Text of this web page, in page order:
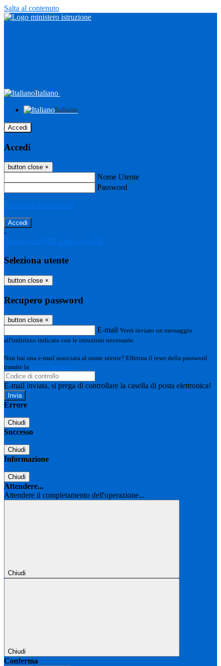
Salta al contenuto
Italiano
Italiano
Accedi
Accedi
button close ×
Nome Utente
Password
Password dimenticata?
-
Entra con SPID
Entra con CIE
Seleziona utente
button close ×
Recupero password
button close ×
E-mail Verrà inviato un messaggio
all'indirizzo indicato con le istruzioni necessarie.
Non hai una e-mail associata al nome utente? Effettua il reset della password
tramite la Login Spaggiari
E-mail inviata, si prega di controllare la casella di posta elettronica!
Errore
Chiudi
Successo
Chiudi
Informazione
Chiudi
Attendere...
Attendere il completamento dell'operazione...
Chiudi
Chiudi
Conferma